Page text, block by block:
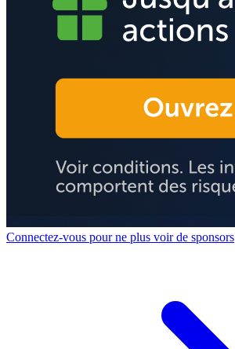
Connectez-vous pour ne plus voir de sponsors